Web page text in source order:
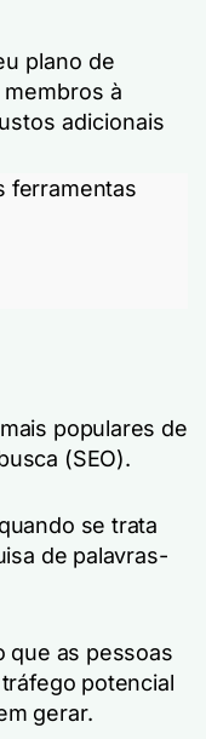
plano de
à
adicionais
ferramentas
populares de
(SEO).
se trata
de palavras-
que as pessoas
potencial
gerar.